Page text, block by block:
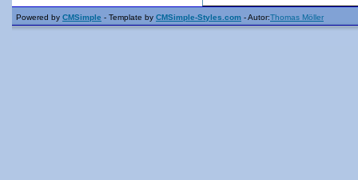
Powered by CMSimple - Template by CMSimple-Styles.com - Autor:Thomas Möller